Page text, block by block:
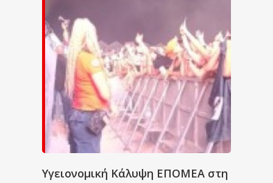
Υγειονομική Κάλυψη ΕΠΟΜΕΑ στη